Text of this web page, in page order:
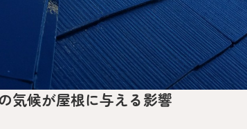
気候が屋根に与える影響